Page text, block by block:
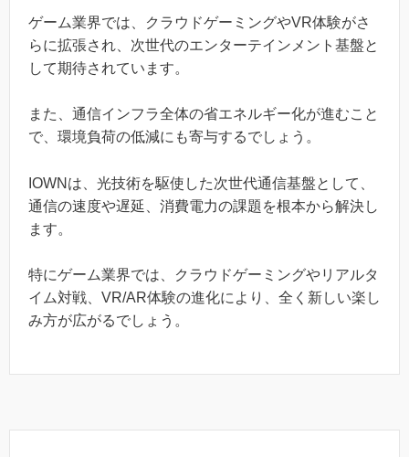
ゲーム業界では、クラウドゲーミングやVR体験がさ
らに拡張され、次世代のエンターテインメント基盤と
して期待されています。
また、通信インフラ全体の省エネルギー化が進むこと
で、環境負荷の低減にも寄与するでしょう。
IOWNは、光技術を駆使した次世代通信基盤として、
通信の速度や遅延、消費電力の課題を根本から解決し
ます。
特にゲーム業界では、クラウドゲーミングやリアルタ
イム対戦、VR/AR体験の進化により、全く新しい楽し
み方が広がるでしょう。